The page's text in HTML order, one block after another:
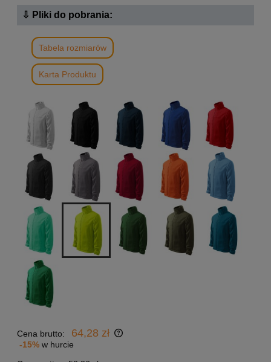
⇩ Pliki do pobrania:
Tabela rozmiarów
Karta Produktu
Cena brutto: 64,28 zł
-15% w hurcie